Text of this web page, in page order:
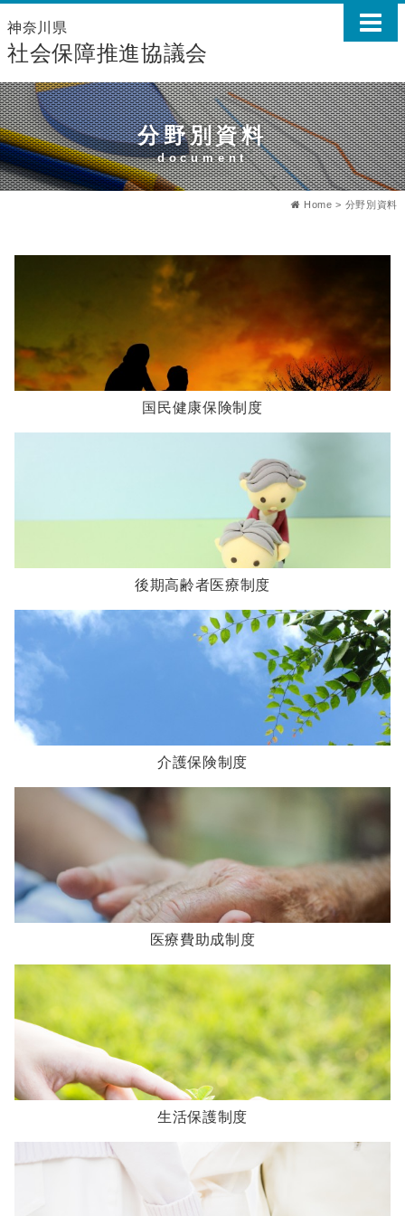
神奈川県
社会保障推進協議会
分野別資料
document
Home > 分野別資料
国民健康保険制度
後期高齢者医療制度
介護保険制度
医療費助成制度
生活保護制度